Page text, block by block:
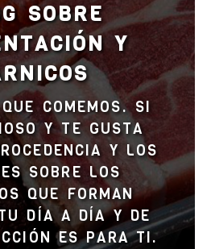
SOBRE
Y
COMEMOS. SI
Y TE GUSTA
Y LOS
SOBRE LOS
QUE FORMAN
DÍA A DÍA Y DE
ES PARA TI.